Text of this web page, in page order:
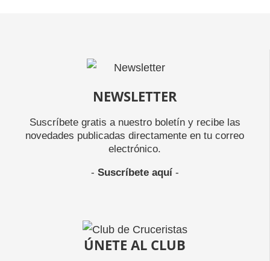
NEWSLETTER
Suscríbete gratis a nuestro boletín y recibe las
novedades publicadas directamente en tu correo
electrónico.
- Suscríbete aquí-
ÚNETE AL CLUB